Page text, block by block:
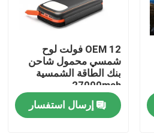
OEM 12 فولت لوح
شمسي محمول شاحن
بنك الطاقة الشمسية
27000mah
إرسال استفسار